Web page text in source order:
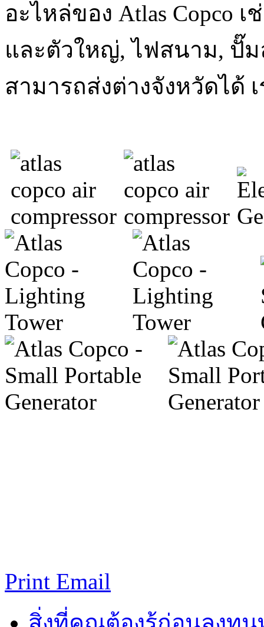
อะไหล่ของ Atlas Copco
และตัวใหญ่, ไฟสนาม, ปั๊ม
สามารถส่งต่างจังหวัดได้
Print Email